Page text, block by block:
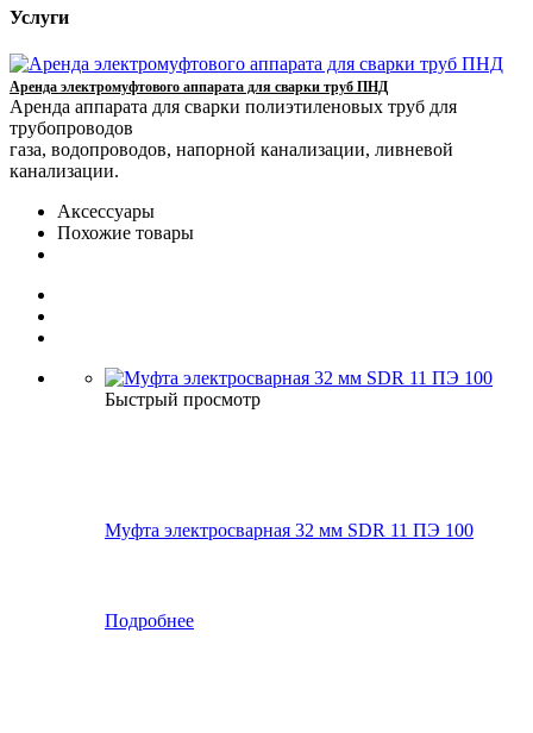
Услуги
Аренда электромуфтового аппарата для сварки труб ПНД
Аренда аппарата для сварки полиэтиленовых труб для
трубопроводов
газа, водопроводов, напорной канализации, ливневой
канализации.
Аксессуары
Похожие товары
Быстрый просмотр
Муфта электросварная 32 мм SDR 11 ПЭ 100
Подробнее